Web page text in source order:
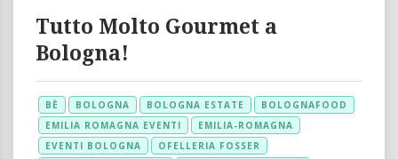
Tutto Molto Gourmet a
Bologna!
BÈ BOLOGNA BOLOGNA ESTATE
BOLOGNAFOOD
EMILIA ROMAGNA EVENTI
EMILIA-ROMAGNA
EVENTI BOLOGNA
OFELLERIA FOSSER